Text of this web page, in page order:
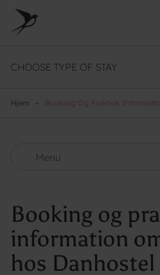
main
CHOOSE TYPE OF STAY
LEJRSKOLE
Overnatning til grupper
Hjem
Menu
Booking og
information
hos Danhostel